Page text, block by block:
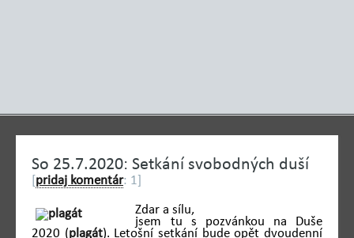
So 25.7.2020: Setkání svobodných duší
pridaj komentár: 1]
Zdar a sílu,
jsem tu s pozvánkou na Duše
2020 (plagát). Letošní setkání bude opět dvoudenní